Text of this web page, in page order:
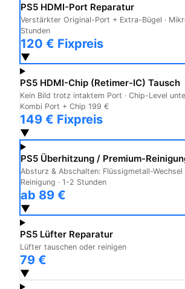
PS5 HDMI-Port Reparatur
Verstärkter Original-Port + Extra-Bügel ·
Stunden
120 € Fixpreis
▼
PS5 HDMI-Chip (Retimer-IC) Tausch
Kein Bild trotz intaktem Port · Chip-Level
Kombi Port + Chip 199 €
149 € Fixpreis
▼
PS5 Überhitzung / Premium-
Absturz & Abschalten: Flüssigmetall-
Reinigung · 1-2 Stunden
ab 89 €
▼
PS5 Lüfter Reparatur
Lüfter tauschen oder reinigen
79 €
▼